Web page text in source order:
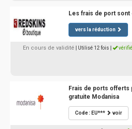
Les frais de port
vers la réduction
En cours de validité | Utilisé 12 fois
Frais de ports offerts
gratuite Modanisa
Code : EU*** voir